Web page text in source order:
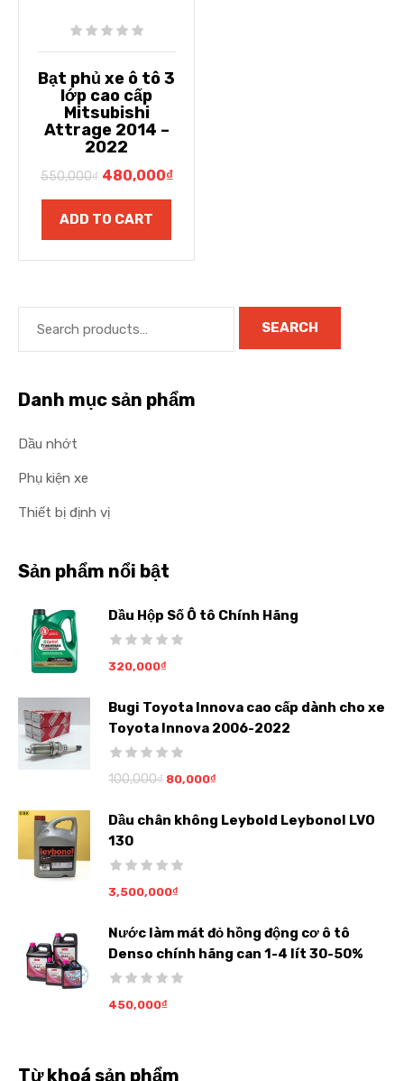
Bạt phủ xe ô tô 3
lớp cao cấp
Mitsubishi
Attrage 2014 –
2022
550,000₫ 480,000₫
ADD TO CART
SEARCH
Danh mục sản phẩm
Dầu nhớt
Phụ kiện xe
Thiết bị định vị
Sản phẩm nổi bật
Dầu Hộp Số Ô tô Chính Hãng
320,000₫
Bugi Toyota Innova cao cấp dành cho xe
Toyota Innova 2006-2022
100,000₫ 80,000₫
Dầu chân không Leybold Leybonol LVO
130
3,500,000₫
Nước làm mát đỏ hồng động cơ ô tô
Denso chính hãng can 1-4 lít 30-50%
450,000₫
Từ khoá sản phẩm